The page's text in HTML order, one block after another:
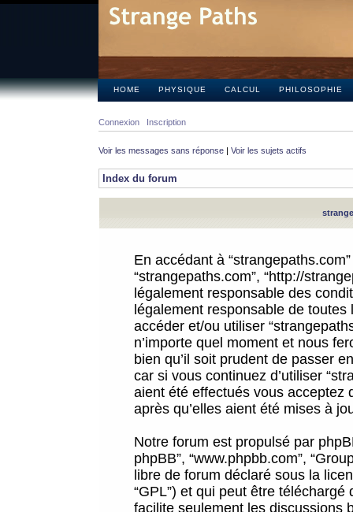
HOME PHYSIQUE CALCUL PHILOSOPHIE
Connexion Inscription
Voir les messages sans réponse | Voir les sujets actifs
Index du forum
En accédant à
“strangepaths.com”, “http://
légalement responsable des
légalement responsable de
accéder et/ou utiliser
n’importe quel moment et nous
bien qu’il soit prudent de passer
car si vous continuez d’utiliser
aient été effectués vous acceptez
après qu’elles aient été mises à
Notre forum est propulsé par
phpBB”, “www.phpbb.com”,
libre de forum déclaré sous la
“GPL”) et qui peut être téléchargé
facilite seulement les discussions